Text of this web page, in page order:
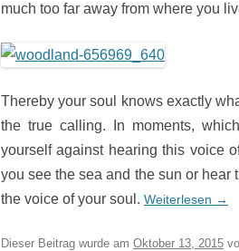
much too far away from where you
Thereby your soul knows exactly
the true calling. In moments,
yourself against hearing this voice
you see the sea and the sun or
the voice of your soul. Weiterlesen →
Dieser Beitrag wurde am Oktober 13, 2015